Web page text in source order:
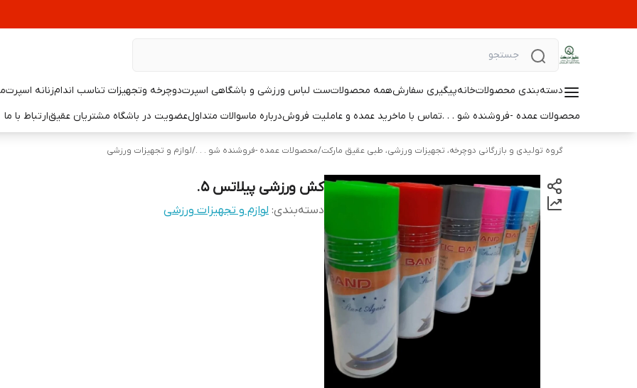
دسته‌بندی محصولاتخانهپیگیری سفارشهمه محصولاتست لباس ورزشی و باشگاهی اسپرتدوچرخه وتجهیزات تناسب اندامزنانه اسپرت
محصولات عمده -فروشنده شو . . .تماس با ماخرید عمده و عاملیت فروشدرباره ماسوالات متداولعضویت در باشگاه مشتریان عقیقارتباط با ما
گروه تولیدی و بازرگانی دوچرخه، تجهیزات ورزشی، طبی عقیق مارکت/محصولات عمده -فروشنده شو . . ./لوازم و تجهیزات ورزشی
کش ورزشی پیلاتس 5.
دسته‌بندی: لوازم و تجهیزات ورزشی